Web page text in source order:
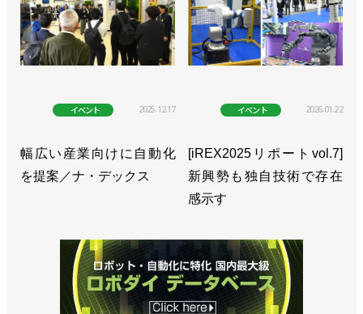
イベント 2025.12.17
幅広い産業向けに自動化
を提案／ナ・デックス
イベント 2026.01.22
[iREX2025リポートvol.7]
新興勢も独自技術で存在
感示す